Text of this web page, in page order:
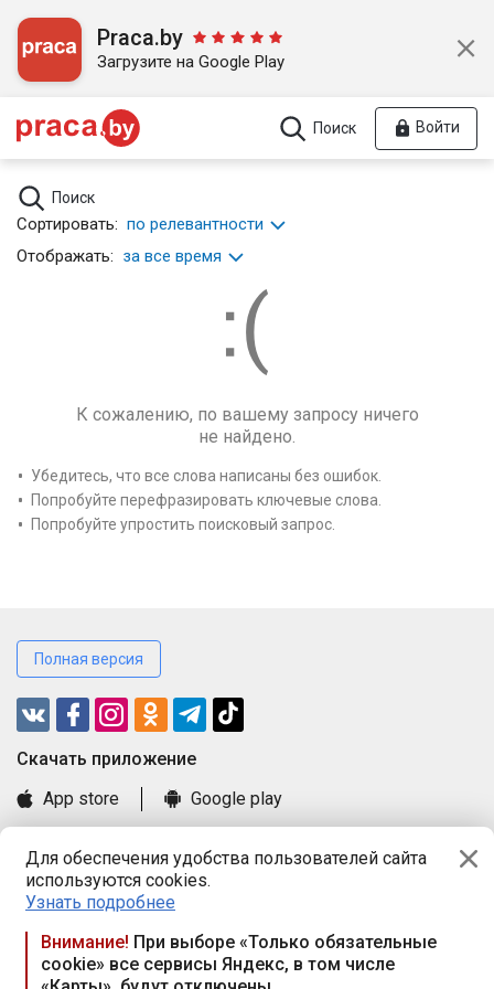
Для обеспечения удобства пользователей сайта
используются cookies.
Узнать подробнее
Внимание! При выборе «Только обязательные
cookie» все сервисы Яндекс, в том числе
Praca.by
Загрузите на Google Play
Поиск Войти
Поиск
Сортировать: по релевантности
Отображать: за все время
К сожалению, по вашему запросу ничего
не найдено.
Убедитесь, что все слова написаны без ошибок.
Попробуйте перефразировать ключевые слова.
Попробуйте упростить поисковый запрос.
Полная версия
Cкачать приложение
App store
Google play
Книга замечаний и предложений
Правила и документы
Praca.by © 2000—2026, ООО «ПРАЦА БАЙ»
Республика Беларусь, 220114, г. Минск, пр-т Независимости
117а, пом. № 9.